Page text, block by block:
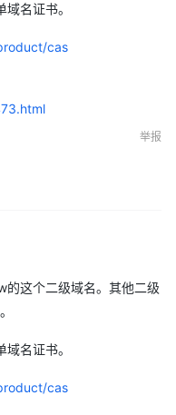
名证书。
cas
举报
这个二级域名。其他二级
名证书。
cas